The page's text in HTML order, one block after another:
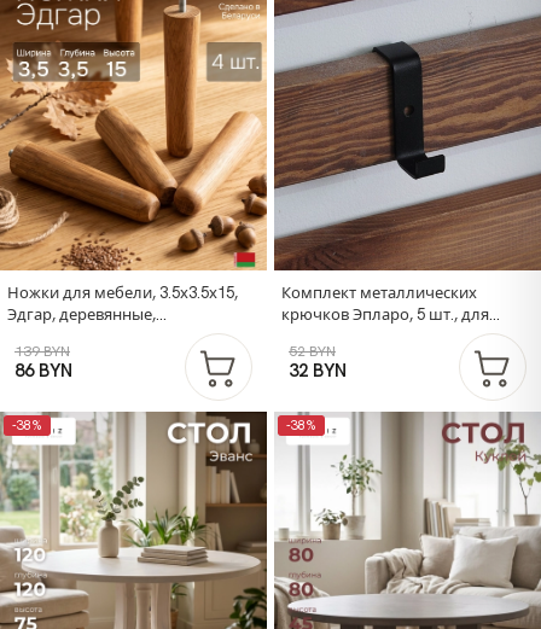
Ножки для мебели, 3.5х3.5х15,
Эдгар, деревянные,
139 BYN
86 BYN
Комплект металлических
крючков Эпларо, 5 шт., для
52 BYN
32 BYN
-38% -38%